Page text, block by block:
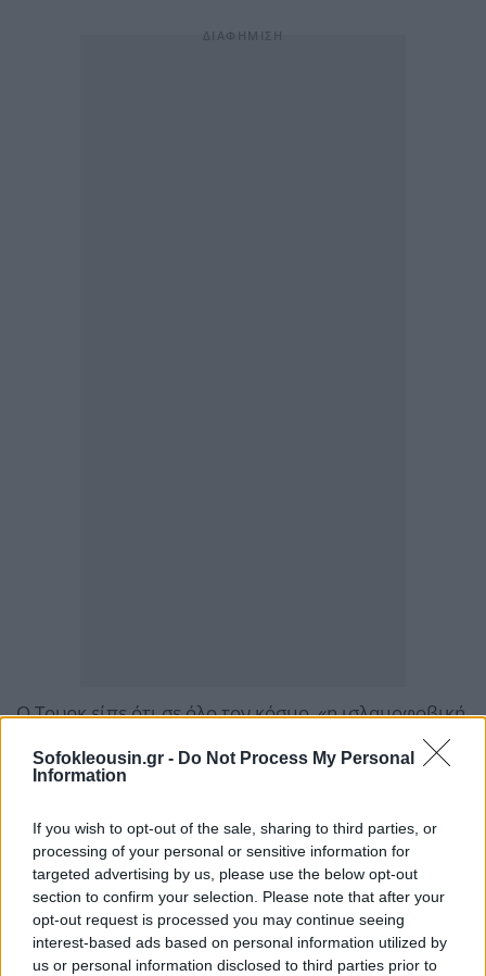
Sofokleousin.gr - Do Not Process My Personal
Information
If you wish to opt-out of the sale, sharing to third parties, or
processing of your personal or sensitive information for
targeted advertising by us, please use the below opt-out
section to confirm your selection. Please note that after your
opt-out request is processed you may continue seeing
interest-based ads based on personal information utilized by
us or personal information disclosed to third parties prior to
Ο Τουρκ είπε ότι σε όλο τον κόσμο, «η ισλαμοφοβική
και αντισημιτική παρενόχληση, οι επιθέσεις και η
ρητορική μίσους έχουν αυξηθεί, μεταξύ άλλων στο
συγκρούσεις».
Ο Ύπατος Αρμοστής κατήγγειλε επίσης την
«εμπρηστική, τοξική και ρητορική μίσους» που
χρησιμοποιούν οι πολιτικοί ηγέτες. «Ο χείμαρρος